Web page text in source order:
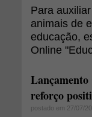
Para
animais de
educação,
Online
reforço
postado em 27/07/